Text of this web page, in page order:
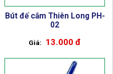
Bút đế cắm Thiên Long PH-
02
13.000 đ